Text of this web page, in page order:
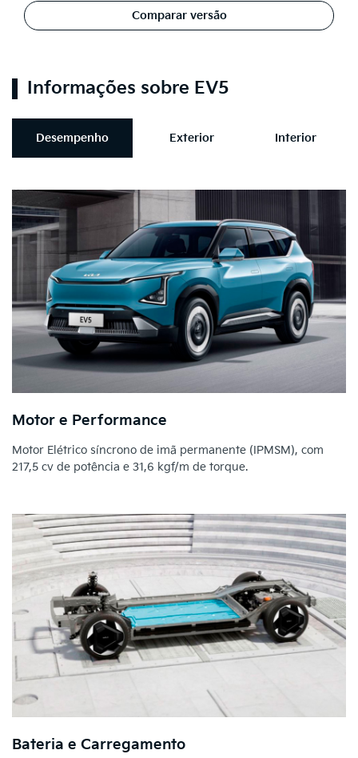
Comparar versão
Informações sobre EV5
Desempenho Exterior Interior
Motor e Performance
Motor Elétrico síncrono de imã permanente (IPMSM), com
217,5 cv de potência e 31,6 kgf/m de torque.
Bateria e Carregamento